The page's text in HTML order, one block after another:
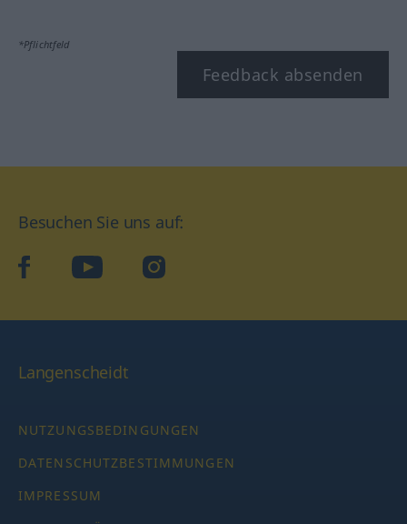
*Pflichtfeld
Feedback absenden
Besuchen Sie uns auf:
facebookYouTube Instagram
Langenscheidt
NUTZUNGSBEDINGUNGEN
DATENSCHUTZBESTIMMUNGEN
IMPRESSUM